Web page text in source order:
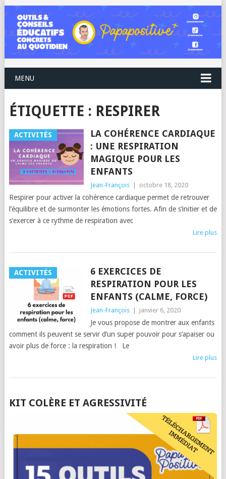
MENU
ÉTIQUETTE : RESPIRER
ACTIVITÉS
LA COHÉRENCE CARDIAQUE
: UNE RESPIRATION
MAGIQUE POUR LES
ENFANTS
Jean-François octobre 18, 2020
Respirer pour activer la cohérence cardiaque permet de retrouver
l’équilibre et de surmonter les émotions fortes. Afin de s’initier et de
s’exercer à ce rythme de respiration avec
Lire plus
ACTIVITÉS
6 EXERCICES DE
RESPIRATION POUR LES
ENFANTS (CALME, FORCE)
Jean-François janvier 6, 2020
Je vous propose de montrer aux enfants
comment ils peuvent se servir d’un super pouvoir pour s’apaiser ou
avoir plus de force : la respiration ! Le
Lire plus
POSTS
KIT COLÈRE ET AGRESSIVITÉ